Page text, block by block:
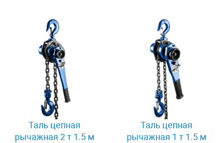
Таль цепная
рычажная 2 т 1.5 м
Таль цепная
рычажная 1 т 1.5 м